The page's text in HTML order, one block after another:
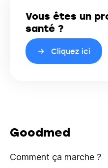
Vous êtes un
santé ?
Cliquez ici
Goodmed
Comment ça marche ?